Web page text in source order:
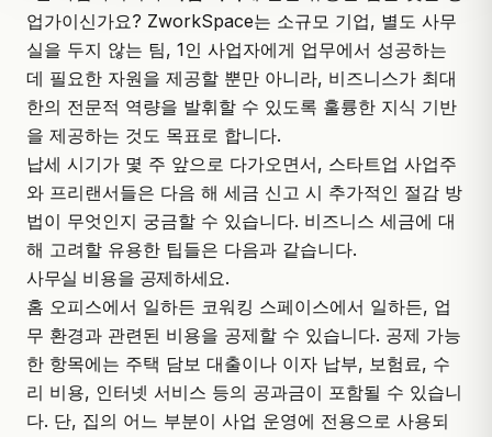
업가이신가요? ZworkSpace는 소규모 기업, 별도 사무
실을 두지 않는 팀, 1인 사업자에게 업무에서 성공하는
데 필요한 자원을 제공할 뿐만 아니라, 비즈니스가 최대
한의 전문적 역량을 발휘할 수 있도록 훌륭한 지식 기반
을 제공하는 것도 목표로 합니다.
납세 시기가 몇 주 앞으로 다가오면서, 스타트업 사업주
와 프리랜서들은 다음 해 세금 신고 시 추가적인 절감 방
법이 무엇인지 궁금할 수 있습니다. 비즈니스 세금에 대
해 고려할 유용한 팁들은 다음과 같습니다.
사무실 비용을 공제하세요.
홈 오피스에서 일하든 코워킹 스페이스에서 일하든, 업
무 환경과 관련된 비용을 공제할 수 있습니다. 공제 가능
한 항목에는 주택 담보 대출이나 이자 납부, 보험료, 수
리 비용, 인터넷 서비스 등의 공과금이 포함될 수 있습니
다. 단, 집의 어느 부분이 사업 운영에 전용으로 사용되